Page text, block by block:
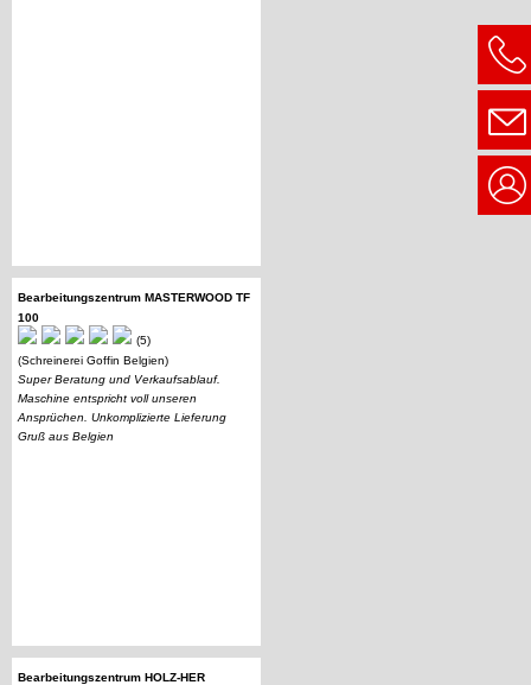
Bearbeitungszentrum MASTERWOOD TF
100
(5)
(Schreinerei Goffin Belgien)
Super Beratung und Verkaufsablauf.
Maschine entspricht voll unseren
Ansprüchen. Unkomplizierte Lieferung
Gruß aus Belgien
Bearbeitungszentrum HOLZ-HER